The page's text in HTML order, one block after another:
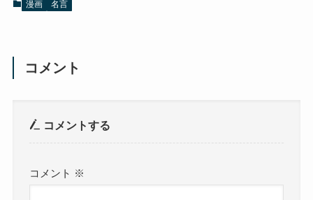
漫画 名言
コメント
コメントする
コメント ※